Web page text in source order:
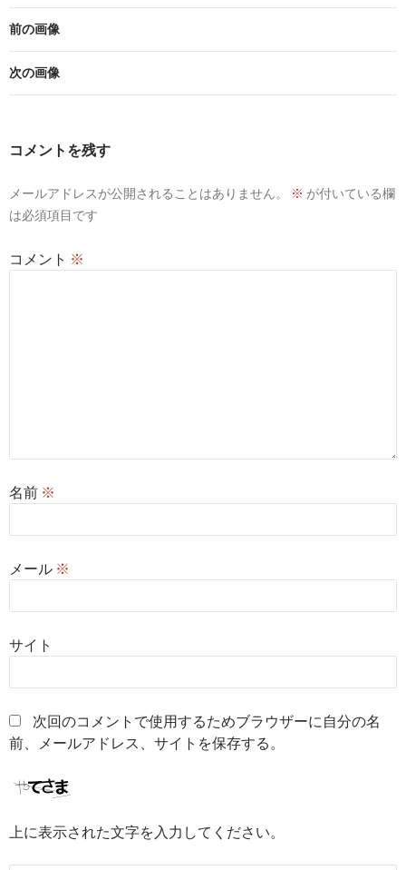
前の画像
次の画像
コメントを残す
メールアドレスが公開されることはありません。 ※ が付いている欄
は必須項目です
コメント ※
名前 ※
メール ※
サイト
次回のコメントで使用するためブラウザーに自分の名
前、メールアドレス、サイトを保存する。
上に表示された文字を入力してください。